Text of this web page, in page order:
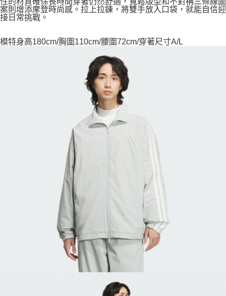
案則增添摩登時尚感。拉上拉鍊，將雙手放入口袋，就能自信迎
接日常挑戰。
模特身高180cm/胸圍110cm/腰圍72cm/穿著尺寸A/L